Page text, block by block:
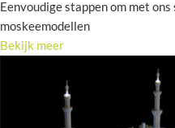
Eenvoudige stappen om met
moskeemodellen
Bekijk meer